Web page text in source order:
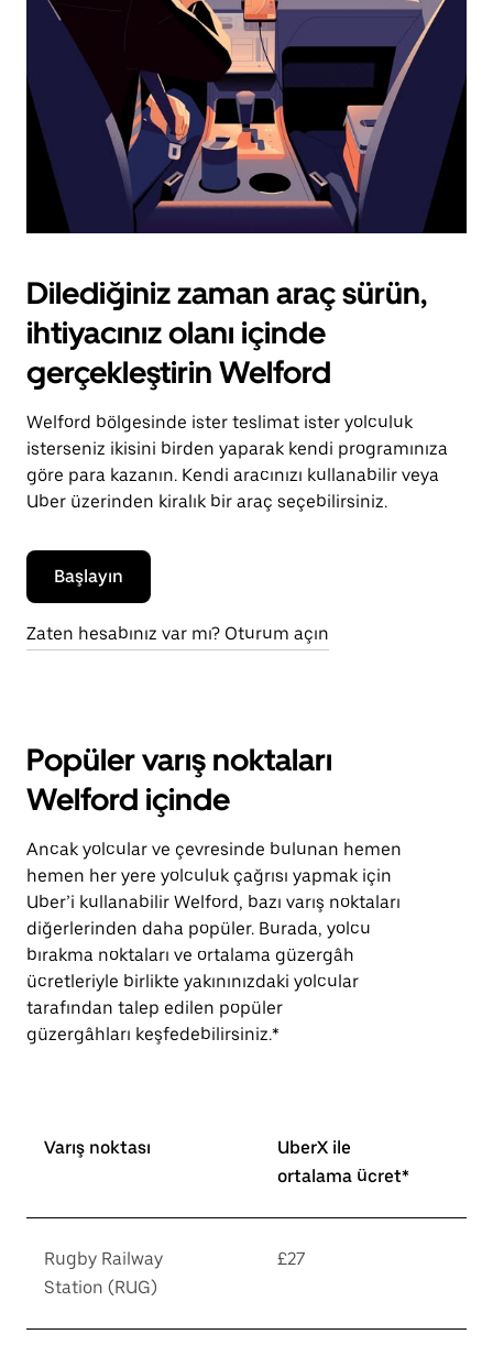
tuşuna
basın.
Dilediğiniz zaman araç sürün,
ihtiyacınız olanı içinde
gerçekleştirin Welford
Welford bölgesinde ister teslimat ister yolculuk
isterseniz ikisini birden yaparak kendi programınıza
göre para kazanın. Kendi aracınızı kullanabilir veya
Uber üzerinden kiralık bir araç seçebilirsiniz.
Başlayın
Zaten hesabınız var mı? Oturum açın
Popüler varış noktaları
Welford içinde
Ancak yolcular ve çevresinde bulunan hemen
hemen her yere yolculuk çağrısı yapmak için
Uber’i kullanabilir Welford, bazı varış noktaları
diğerlerinden daha popüler. Burada, yolcu
bırakma noktaları ve ortalama güzergâh
ücretleriyle birlikte yakınınızdaki yolcular
tarafından talep edilen popüler
güzergâhları keşfedebilirsiniz.*
Varış noktası
UberX ile
ortalama ücret*
Rugby Railway
Station (RUG)
£27